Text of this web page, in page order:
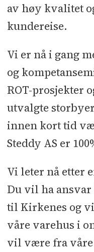
av høy kvalitet
kundereise.
Vi er nå i gang
og
ROT-prosjekter
utvalgte
innen kort tid
Steddy AS er
Vi leter nå etter
Du vil ha
til Kirkenes og
våre varehus i
vil være fra våre